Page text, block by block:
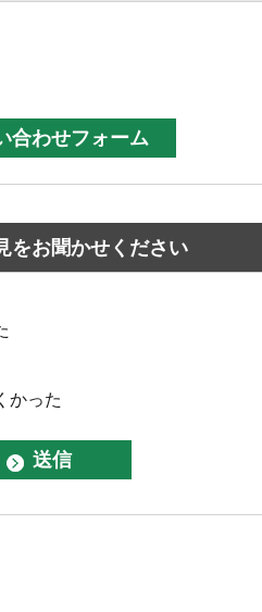
をお聞かせください
かった